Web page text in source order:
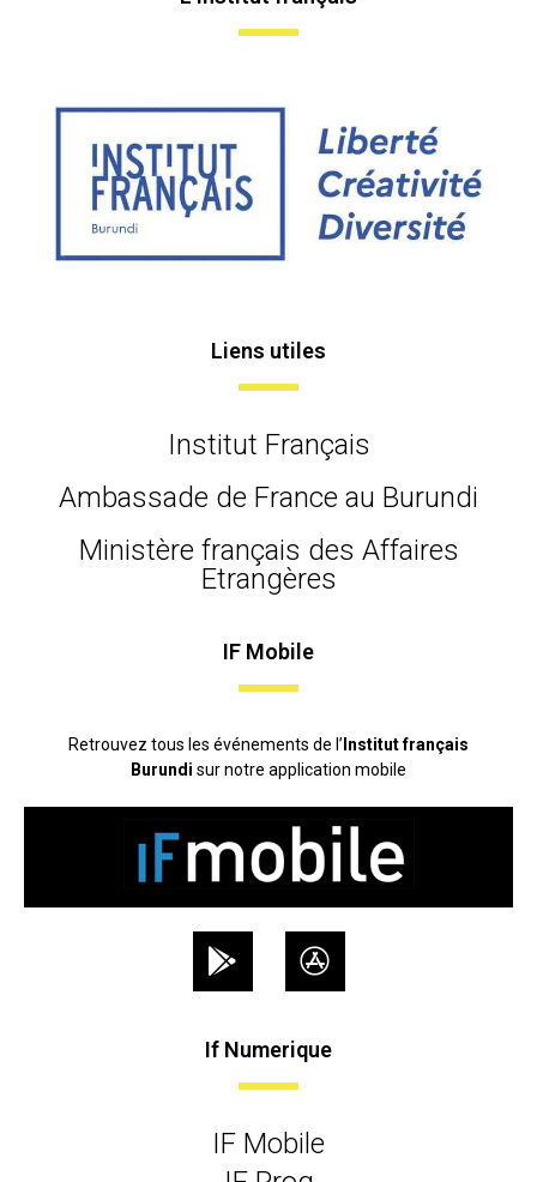
Liens utiles
Institut Français
Ambassade de France au Burundi
Ministère français des Affaires
Etrangères
IF Mobile
Retrouvez tous les événements de l’ Institut français
Burundi sur notre application mobile
If Numerique
IF Mobile